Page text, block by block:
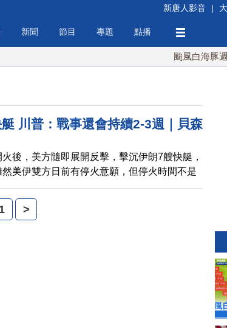
新唐人影音 |
新聞 節目 專題 點播
颱風白海豚週
川普：戰事還會持續2-3週｜貝森
霍爾木茲海峽問題｜中國湖南煙火
廢墟｜AIT見證 台糖攜手美國穀物
後，美方隨即展開反擊，擊沉伊朗7艘快艇，
美伊雙方日前有停火意願，但停火時間不是
2-3週。 美國總統川普預計5月中旬訪問中
會面，美國財政部長貝森特（Scott
伊朗，重開霍爾木茲海峽，允許國際航運通
1 >